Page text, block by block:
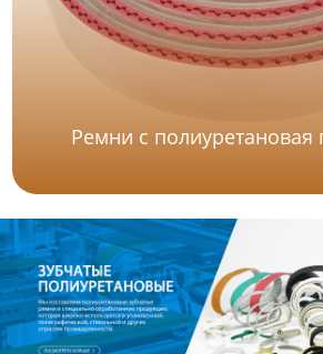
Ремни с полиуретановая